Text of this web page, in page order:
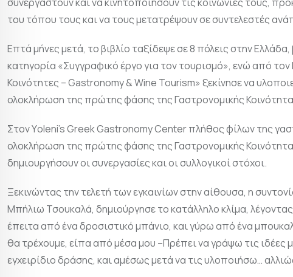
του τόπου τους και να τους μετατρέψουν σε συντελεστές
Επτά μήνες μετά, το βιβλίο ταξίδεψε σε 8 πόλεις στην
κατηγορία «Συγγραφικό έργο για τον τουρισμό», ενώ από
Κοινότητες – Gastronomy & Wine Tourism» ξεκίνησε να
ολοκλήρωση της πρώτης φάσης της Γαστρονομικής
Στον Υoleni’s Greek Gastronomy Center πλήθος φίλων της
ολοκλήρωση της πρώτης φάσης της Γαστρονομικής
δημιουργήσουν οι συνεργασίες και οι συλλογικοί στόχοι.
Ξεκινώντας την τελετή των εγκαινίων στην αίθουσα, η
Μπήλιω Τσουκαλά, δημιούργησε το κατάλληλο κλίμα,
έπειτα από ένα δροσιστικό μπάνιο, και γύρω από ένα
θα τρέχουμε, είπα από μέσα μου –Πρέπει να γράψω τις ιδέες
εγχειρίδιο δράσης, και αμέσως μετά να τις υλοποιήσω…